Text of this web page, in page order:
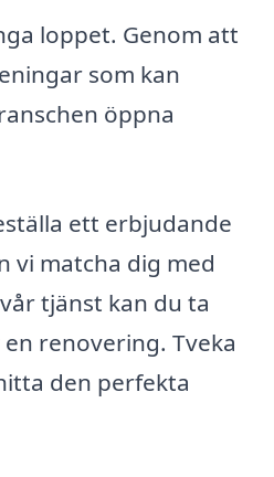
loppet. Genom att
som kan
öppna
ett erbjudande
vi matcha dig med
tjänst kan du ta
renovering. Tveka
den perfekta